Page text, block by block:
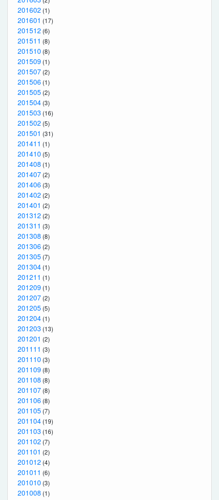
201602 (1)
201601 (17)
201512 (6)
201511 (8)
201510 (8)
201509 (1)
201507 (2)
201506 (1)
201505 (2)
201504 (3)
201503 (16)
201502 (5)
201501 (31)
201411 (1)
201410 (5)
201408 (1)
201407 (2)
201406 (3)
201402 (2)
201401 (2)
201312 (2)
201311 (3)
201308 (8)
201306 (2)
201305 (7)
201304 (1)
201211 (1)
201209 (1)
201207 (2)
201205 (5)
201204 (1)
201203 (13)
201201 (2)
201111 (3)
201110 (3)
201109 (8)
201108 (8)
201107 (8)
201106 (8)
201105 (7)
201104 (19)
201103 (16)
201102 (7)
201101 (2)
201012 (4)
201011 (6)
201010 (3)
201008 (1)